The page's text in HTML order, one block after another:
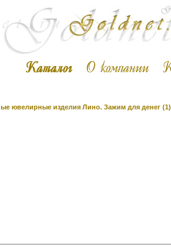
ювелирные изделия Лино. Зажим для денег (1)